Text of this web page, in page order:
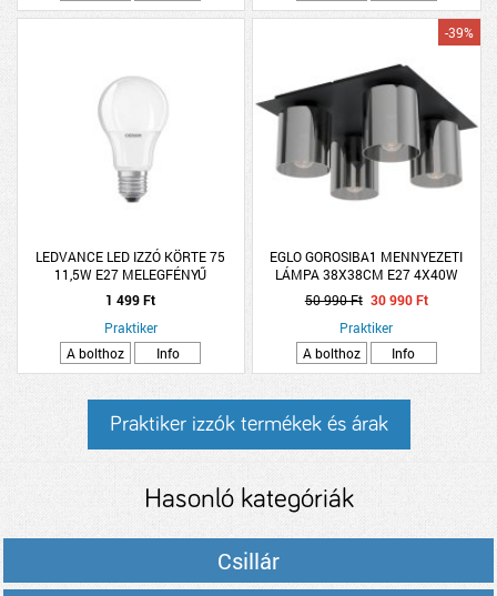
LEDVANCE LED IZZÓ KÖRTE 75
11,5W E27 MELEGFÉNYŰ
1 499 Ft
Praktiker
A bolthoz
Info
EGLO GOROSIBA1 MENNYEZETI
LÁMPA 38X38CM E27 4X40W
FEKETE/ÜVEG
-39%
50 990 Ft 30 990 Ft
Praktiker
A bolthoz
Info
Praktiker izzók termékek és árak
Hasonló kategóriák
Csillár